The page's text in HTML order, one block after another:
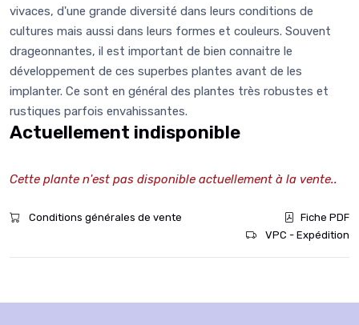
vivaces, d'une grande diversité dans leurs conditions de
cultures mais aussi dans leurs formes et couleurs. Souvent
drageonnantes, il est important de bien connaitre le
développement de ces superbes plantes avant de les
implanter. Ce sont en général des plantes très robustes et
rustiques parfois envahissantes.
Actuellement indisponible
Cette plante n'est pas disponible actuellement à la vente..
Conditions générales de vente
Fiche PDF
VPC - Expédition